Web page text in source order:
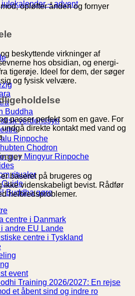
– advent
Buddha
verdenssyn
Rinpoche
Chodron
Mingyur Rinpoche
ritualer
Guide
Buddha gøre
centre i Danmark
andre EU Lande
centre i Tyskland
event
Training 2026/2027: En rejse
et åbent sind og indre ro
opløfter ånden og fornyer
beskyttende virkninger af
hos obsidian, og energi-
tigerøje. Ideel for dem, der søger
og fysisk velvære.
passer perfekt som en gave. For
direkte kontakt med vand og
baseret på brugeres og
ikke videnskabeligt bevist. Rådfør
helbredsproblemer.